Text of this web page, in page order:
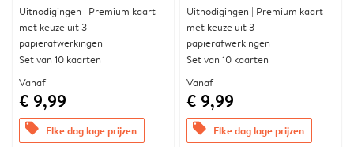
Uitnodigingen | Premium kaart
met keuze uit 3
papierafwerkingen
Set van 10 kaarten
Vanaf
€ 9,99
offers Elke dag lage prijzen
Uitnodigingen | Premium kaart
met keuze uit 3
papierafwerkingen
Set van 10 kaarten
Vanaf
€ 9,99
offers Elke dag lage prijzen